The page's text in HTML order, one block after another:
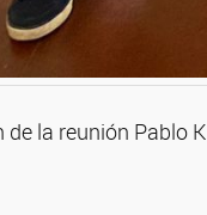
de la reunión Pablo